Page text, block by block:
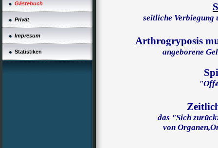
Gästebuch
Privat
Impresum
Statistiken
seitliche Verbiegung
Arthrogryposis
angeborene
das "Sich
von